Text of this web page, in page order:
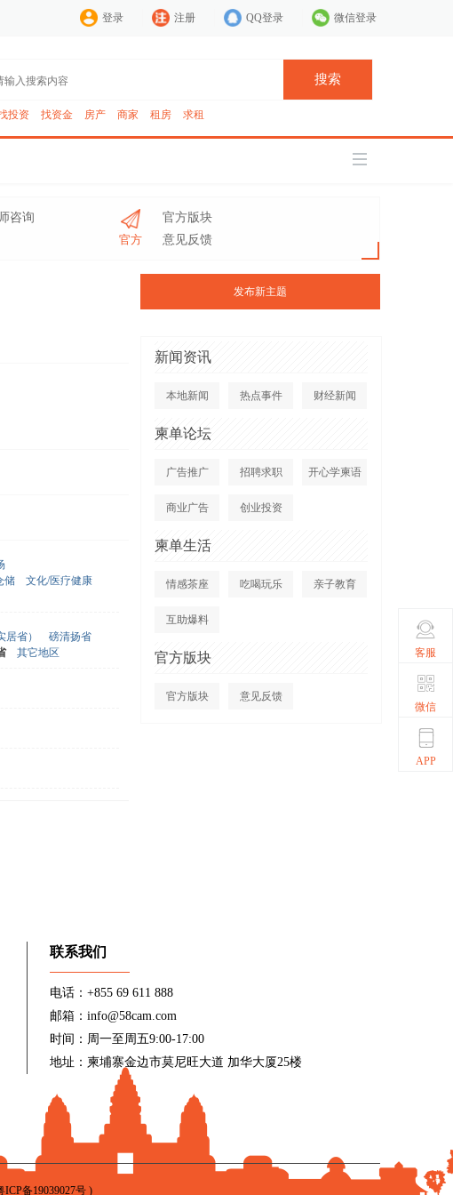
登录 注册 QQ登录 微信登录
搜索
投资 找资金 房产 商家 租房 求租
咨询
官方
官方版块
意见反馈
发布新主题
新闻资讯
本地新闻 热点事件 财经新闻
柬单论坛
广告推广 招聘求职 开心学柬语
商业广告 创业投资
柬单生活
情感茶座 吃喝玩乐 亲子教育
互助爆料
官方版块
官方版块 意见反馈
储
文化/医疗健康
省）
磅清扬省
其它地区
联系我们
电话：+855 69 611 888
邮箱：info@58cam.com
时间：周一至周五9:00-17:00
地址：柬埔寨金边市莫尼旺大道 加华大厦25楼
ICP备19039027号)
客服
微信
APP